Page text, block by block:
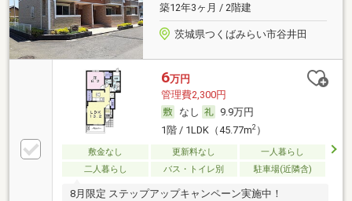
築12年3ヶ月 / 2階建
茨城県つくばみらい市谷井田
6万円
管理費2,300円
なし
9.9万円
1階 / 1LDK（45.77m2）
敷金なし 更新料なし
一人暮らし
二人暮らし
バス・トイレ別 駐車場(近隣含)
8月限定 ステップアップキャンペーン実施中！